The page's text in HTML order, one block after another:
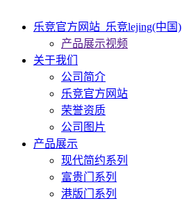
乐竞官方网站_乐竞lejing(中国)
产品展示视频
关于我们
公司简介
乐竞官方网站
荣誉资质
公司图片
产品展示
现代简约系列
富贵门系列
港版门系列